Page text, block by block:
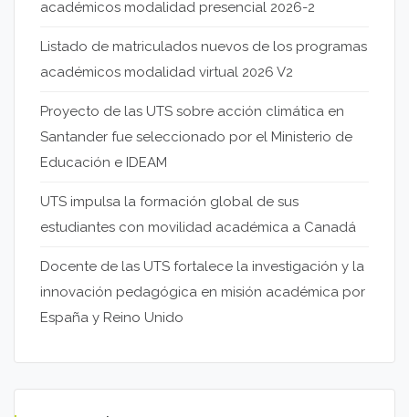
académicos modalidad presencial 2026-2
Listado de matriculados nuevos de los programas
académicos modalidad virtual 2026 V2
Proyecto de las UTS sobre acción climática en
Santander fue seleccionado por el Ministerio de
Educación e IDEAM
UTS impulsa la formación global de sus
estudiantes con movilidad académica a Canadá
Docente de las UTS fortalece la investigación y la
innovación pedagógica en misión académica por
España y Reino Unido